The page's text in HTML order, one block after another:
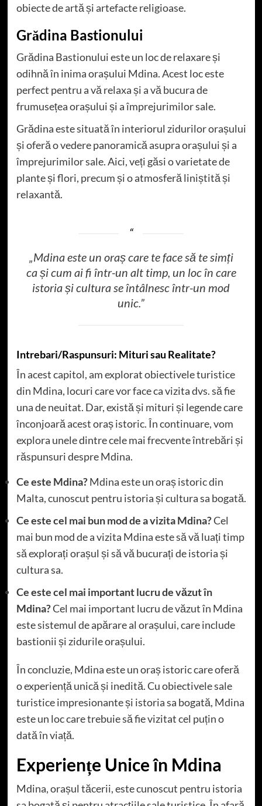
obiecte de artă și artefacte religioase.
Grădina Bastionului
Grădina Bastionului este un loc de relaxare și
odihnă în inima orașului Mdina. Acest loc este
perfect pentru a vă relaxa și a vă bucura de
frumusețea orașului și a împrejurimilor sale.
Grădina este situată în interiorul zidurilor orașului
și oferă o vedere panoramică asupra orașului și a
împrejurimilor sale. Aici, veți găsi o varietate de
plante și flori, precum și o atmosferă liniștită și
relaxantă.
„Mdina este un oraș care te face să te simți
ca și cum ai fi într-un alt timp, un loc în care
istoria și cultura se întâlnesc într-un mod
unic.”
Intrebari/Raspunsuri: Mituri sau Realitate?
În acest capitol, am explorat obiectivele turistice
din Mdina, locuri care vor face ca vizita dvs. să fie
una de neuitat. Dar, există și mituri și legende care
înconjoară acest oraș istoric. În continuare, vom
explora unele dintre cele mai frecvente întrebări și
răspunsuri despre Mdina.
Ce este Mdina?Mdina este un oraș istoric din
Malta, cunoscut pentru istoria și cultura sa bogată.
Ce este cel mai bun mod de a vizita Mdina?Cel
mai bun mod de a vizita Mdina este să vă luați timp
să explorați orașul și să vă bucurați de istoria și
cultura sa.
Ce este cel mai important lucru de văzut în
Mdina?Cel mai important lucru de văzut în Mdina
este sistemul de apărare al orașului, care include
bastionii și zidurile orașului.
În concluzie, Mdina este un oraș istoric care oferă
o experiență unică și inedită. Cu obiectivele sale
turistice impresionante și istoria sa bogată, Mdina
este un loc care trebuie să fie vizitat cel puțin o
dată în viață.
Experiențe Unice în Mdina
Mdina, orașul tăcerii, este cunoscut pentru istoria